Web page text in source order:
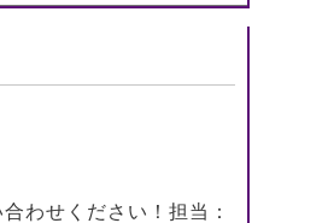
わせください！担当：